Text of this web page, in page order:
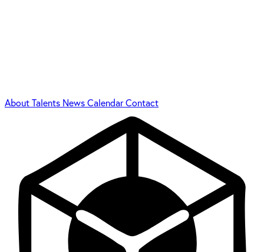
AboutTalents NewsCalendarContact